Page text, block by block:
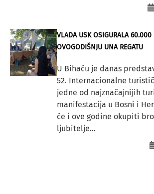
VLADA USK OSIGURALA 60.000
OVOGODIŠNJU UNA REGATU
U Bihaću je danas
52. Internacionalne
jedne od najznačajnijih
manifestacija u Bosni i
će i ove godine okupiti
ljubitelje...